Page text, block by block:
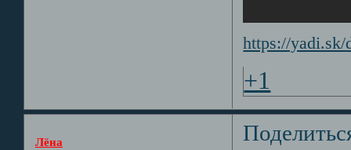
https://
+1
Лёна